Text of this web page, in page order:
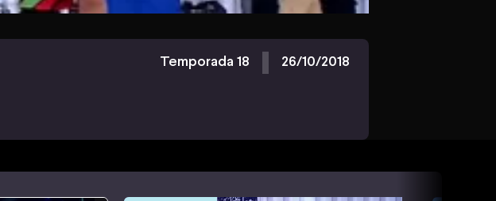
Temporada 18 26/10/2018